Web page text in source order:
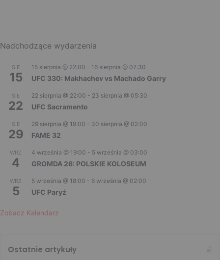
Nadchodzące wydarzenia
SIE
15
15 sierpnia @ 22:00 - 16 sierpnia @ 07:30
UFC 330: Makhachev vs Machado Garry
SIE
22
22 sierpnia @ 22:00 - 23 sierpnia @ 05:30
UFC Sacramento
SIE
29
29 sierpnia @ 19:00 - 30 sierpnia @ 02:00
FAME 32
WRZ
4
4 września @ 19:00 - 5 września @ 03:00
GROMDA 26: POLSKIE KOLOSEUM
WRZ
5
5 września @ 18:00 - 6 września @ 02:00
UFC Paryż
Zobacz Kalendarz
Ostatnie artykuły